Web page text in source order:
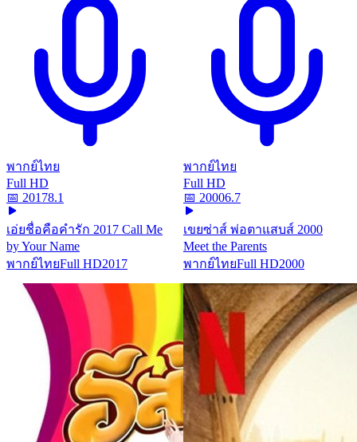
พากย์ไทย
Full HD
📅 20178.1
เอ่ยชื่อคือคำรัก 2017 Call Me
by Your Name
พากย์ไทยFull HD2017
พากย์ไทย
Full HD
📅 20006.7
เขยซ่าส์ พ่อตาแสบส์ 2000
Meet the Parents
พากย์ไทยFull HD2000